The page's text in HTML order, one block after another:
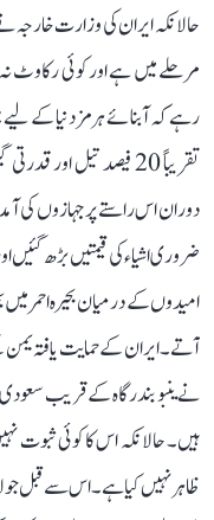
حالانکہ ایران کی وزارت خارجہ
مرحلے میں ہے اور کوئی رکاوٹ
رہے کہ آبنائے ہرمز دنیا کے
تقریباً 20 فیصد تیل
دوران اس راستے پر جہازوں کی
ضروری اشیاء کی قیمتیں بڑھ گئیں
امیدوں کے درمیان بحیرہ احمر
آتے۔ ایران کے حمایت یافتہ
نے ینبو بندرگاہ کے قریب
ہیں۔ حالانکہ اس کا کوئی ثبوت
ظاہر نہیں کیا ہے۔ اس سے قبل